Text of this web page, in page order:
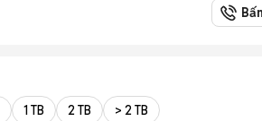
1 TB 2 TB > 2 TB